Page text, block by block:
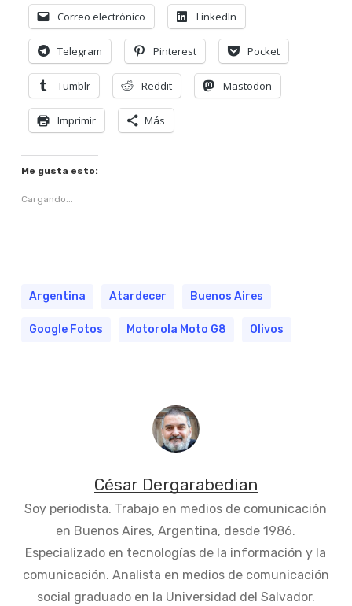
Correo electrónico LinkedIn
Telegram Pinterest Pocket
Tumblr Reddit Mastodon
Imprimir Más
Me gusta esto:
Cargando...
Argentina Atardecer Buenos Aires
Google Fotos Motorola Moto G8 Olivos
César Dergarabedian
Soy periodista. Trabajo en medios de comunicación
en Buenos Aires, Argentina, desde 1986.
Especializado en tecnologías de la información y la
comunicación. Analista en medios de comunicación
social graduado en la Universidad del Salvador.